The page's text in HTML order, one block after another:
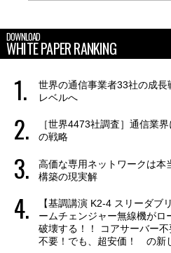
DOWNLOAD
WHITE PAPER RANKING
世界の通信事業者33社の成
レベルへ
［世界4473社調査］通信業
の戦略
高価な専用ネットワークは本
構築の現実解
【基調講演 K2-4 スリーダブ
ームチェンジャー無線機がロ
破壊する！！ コアサーバー
不要！でも、超安価！ の新